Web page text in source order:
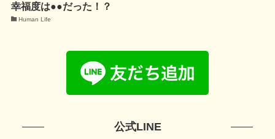
幸福度は●●だった！？
Human Life
公式LINE